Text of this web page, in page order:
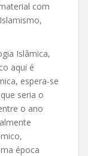
com
Islâmica,
aqui é
espera-se
seria o
o ano
época